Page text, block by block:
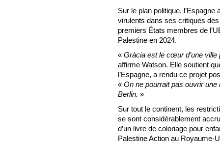
Sur le plan politique,
virulents dans ses critiques des
premiers États membres de
Palestine en 2024.
« Gràcia est le cœur d’une
affirme Watson. Elle soutient
l’Espagne, a rendu ce projet
« On ne pourrait pas ouvrir
Berlin. »
Sur tout le continent, les
se sont considérablement
d’un livre de coloriage pour
Palestine Action au Royaume-